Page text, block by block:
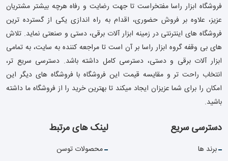
فروشگاه ابزار راسا مفتخراست تا جهت رضایت و رفاه هرچه بیشتر مشتریان
عزیز، علاوه بر فروش حضوری، اقدام به راه اندازی یکی از گسترده ترین
فروشگاه های اینترنتی در زمینه ابزار آلات برقی، دستی و صنعتی نماید. تلاش
های بی وقفه گروه ابزار راسا بر آن است تا مراجعه کننده به سایت، به تمامی
ابزار آلات برقی و دستی، دسترسی کامل داشته باشد. دسترسی سریع تر،
انتخاب راحت تر و مقایسه قیمت این فروشگاه با فروشگاه های دیگر این
امکان را برای شما عزیزان ایجاد میکند تا بهترین خرید را از فروشگاه ما داشته
باشید.
دسترسی سریع
برند ها
لینک های مرتبط
محصولات توسن